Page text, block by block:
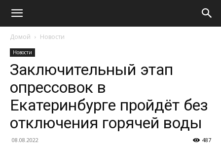
Домой Новости
Новости
Заключительный этап
опрессовок в
Екатеринбурге пройдёт без
отключения горячей воды
08.08.2022 487